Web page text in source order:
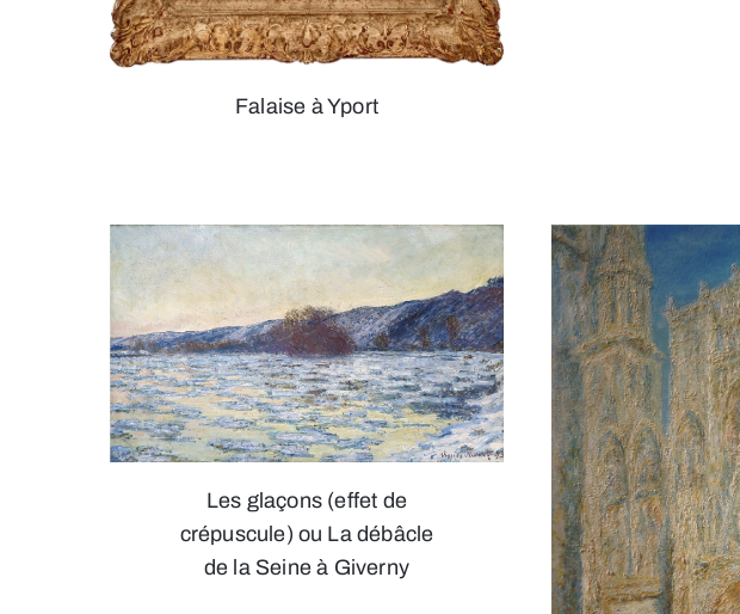
Falaise à Yport
Les glaçons (effet de
crépuscule) ou La débâcle
de la Seine à Giverny